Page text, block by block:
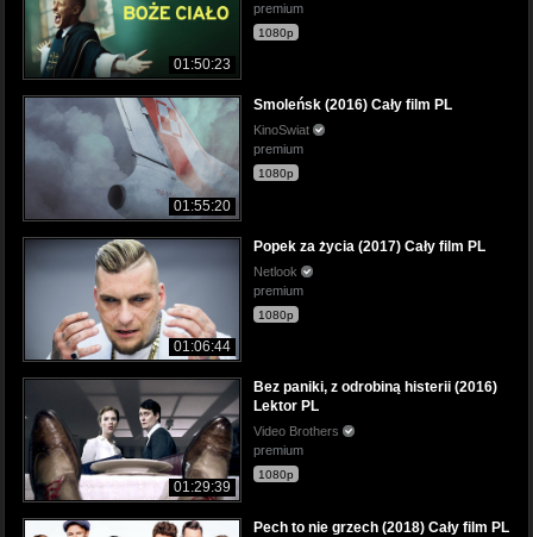
01:50:23
premium
1080p
01:55:20
Smoleńsk (2016) Cały film PL
KinoSwiat
premium
1080p
01:06:44
Popek za życia (2017) Cały film PL
Netlook
premium
1080p
01:29:39
Bez paniki, z odrobiną histerii (2016)
Lektor PL
Video Brothers
premium
1080p
Pech to nie grzech (2018) Cały film PL